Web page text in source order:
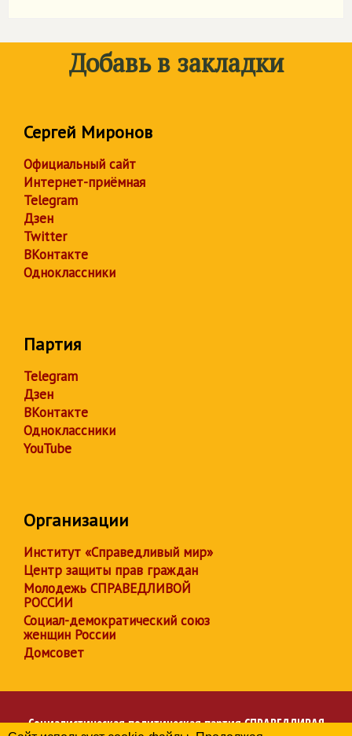
Добавь в закладки
Сергей Миронов
Официальный сайт
Интернет-приёмная
Telegram
Дзен
Twitter
ВКонтакте
Одноклассники
Партия
Telegram
Дзен
ВКонтакте
Одноклассники
YouTube
Организации
Институт «Справедливый мир»
Центр защиты прав граждан
Молодежь СПРАВЕДЛИВОЙ
РОССИИ
Социал-демократический союз
женщин России
Домсовет
Социалистическая политическая партияСПРАВЕДЛИВАЯ